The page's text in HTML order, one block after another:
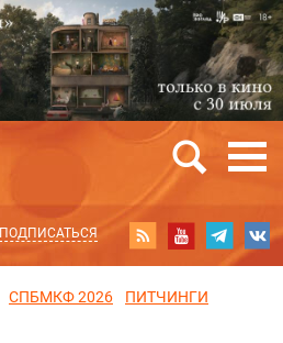
ПОДПИСАТЬСЯ
СПБМКФ 2026
ПИТЧИНГИ